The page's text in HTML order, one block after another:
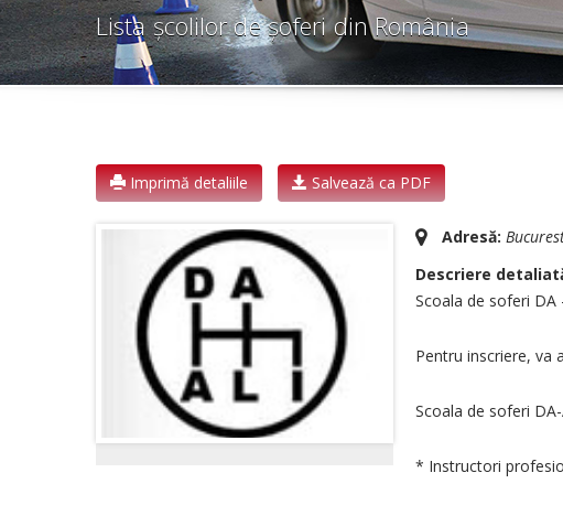
Lista școlilor de șoferi din România
Imprimă detaliile Salvează ca PDF
Adresă:
Descriere
Scoala de soferi
Pentru inscriere, va
Scoala de soferi
* Instructori